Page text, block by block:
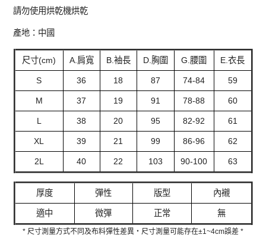
請勿使用烘乾機烘乾
產地：中國
尺寸(cm) A.肩寬 B.袖長 D.胸圍 G.腰圍 E.衣長
S 36 18 87 74-84 59
M 37 19 91 78-88 60
L 38 20 95 82-92 61
XL 39 21 99 86-96 62
2L 40 22 103 90-100 63
厚度 彈性 版型 內襯
適中 微彈 正常 無
* 尺寸測量方式不同及布料彈性差異‧尺寸測量可能存在±1~4cm誤差 *